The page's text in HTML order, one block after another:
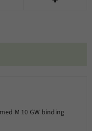
M 10 GW binding